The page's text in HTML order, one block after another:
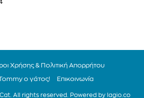
Χρήσης & Πολιτική Απορρήτου
Tommy ο γάτος! Επικοινωνία
All rights reserved. Powered by lagio.co